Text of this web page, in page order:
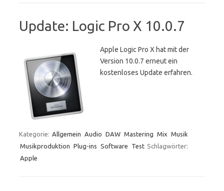
Update: Logic Pro X 10.0.7
Apple Logic Pro X hat mit der
Version 10.0.7 erneut ein
kostenloses Update erfahren.
Kategorie: Allgemein Audio DAW Mastering Mix Musik
Musikproduktion Plug-ins Software Test Schlagwörter:
Apple